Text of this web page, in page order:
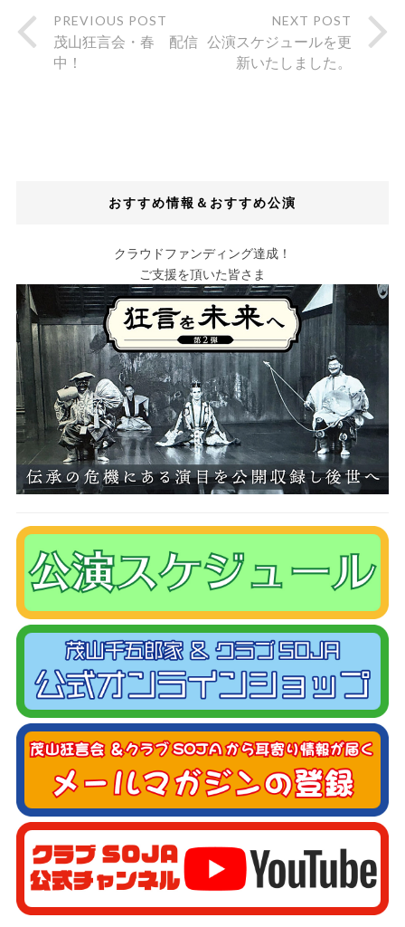
PREVIOUS POST
茂山狂言会・春 配信
中！
NEXT POST
公演スケジュールを更
新いたしました。
おすすめ情報＆おすすめ公演
クラウドファンディング達成！
ご支援を頂いた皆さま